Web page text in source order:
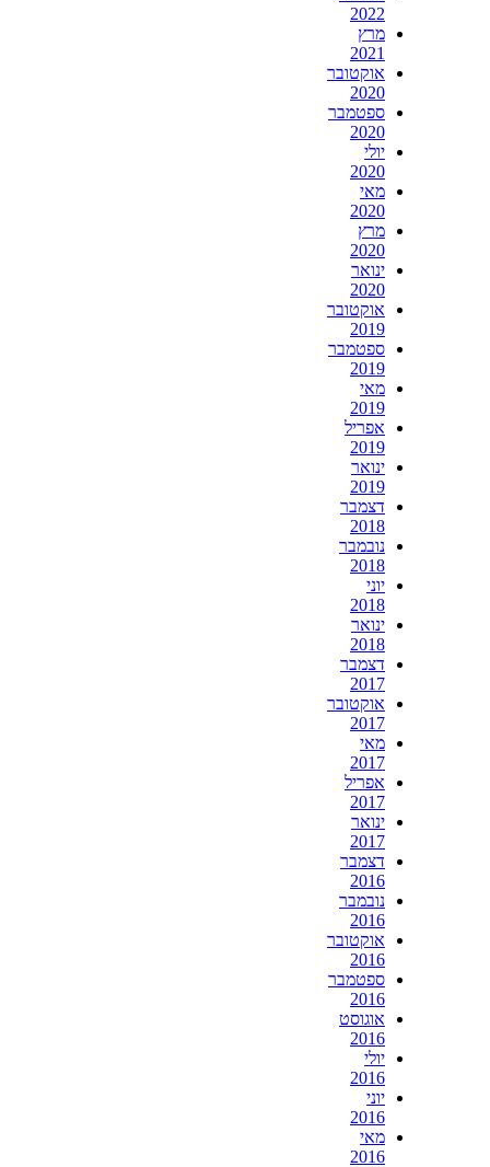
2022
מרץ
2021
אוקטובר
2020
ספטמבר
2020
יולי
2020
מאי
2020
מרץ
2020
ינואר
2020
אוקטובר
2019
ספטמבר
2019
מאי
2019
אפריל
2019
ינואר
2019
דצמבר
2018
נובמבר
2018
יוני
2018
ינואר
2018
דצמבר
2017
אוקטובר
2017
מאי
2017
אפריל
2017
ינואר
2017
דצמבר
2016
נובמבר
2016
אוקטובר
2016
ספטמבר
2016
אוגוסט
2016
יולי
2016
יוני
2016
מאי
2016